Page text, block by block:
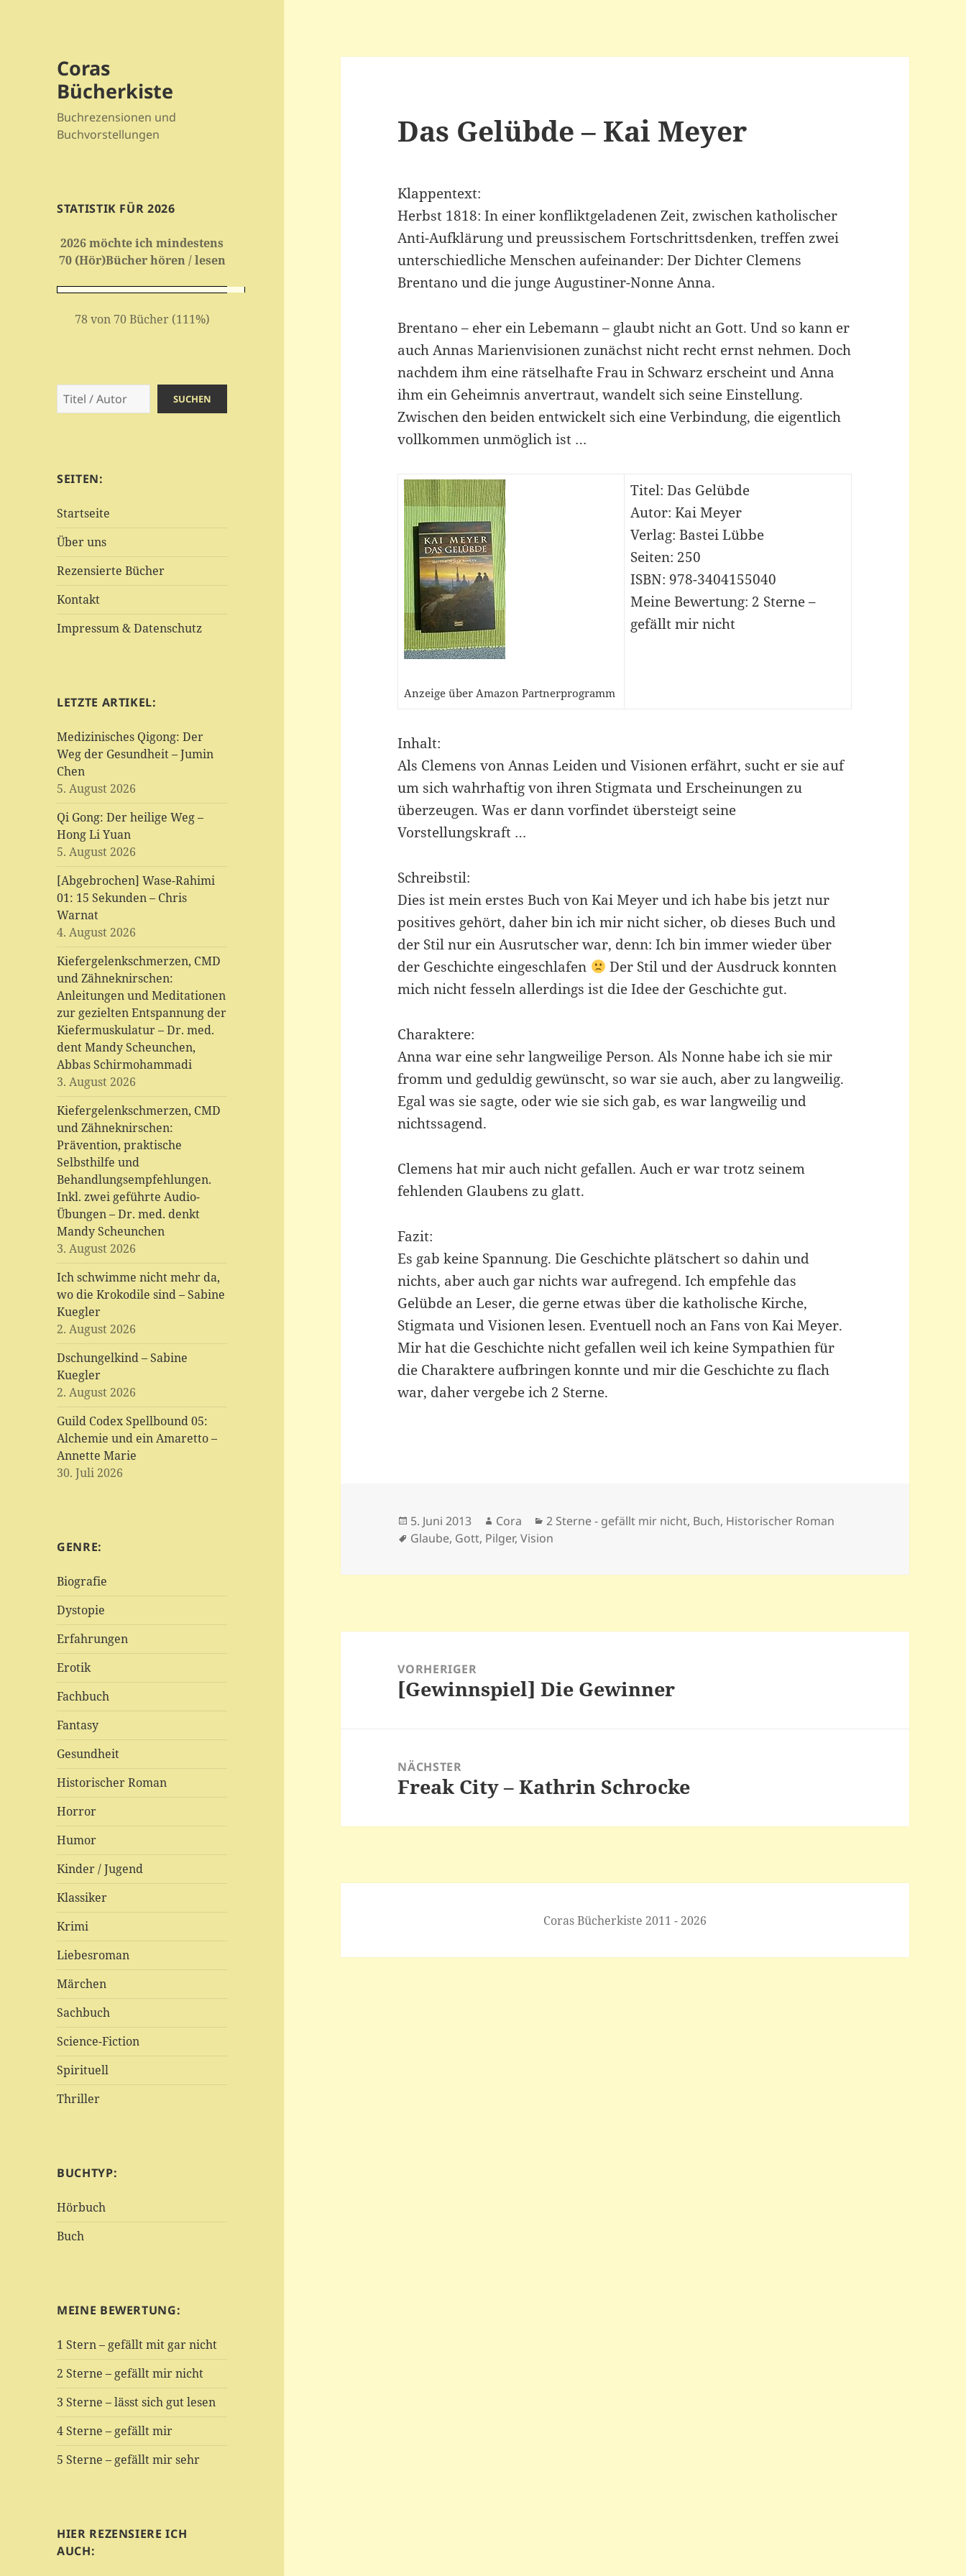
Coras
Bücherkiste
Buchrezensionen und
Buchvorstellungen
STATISTIK FÜR 2026
2026 möchte ich mindestens
70 (Hör)Bücher hören / lesen
78 von 70 Bücher (111%)
Suchen SUCHEN
SEITEN:
Startseite
Über uns
Rezensierte Bücher
Kontakt
Impressum & Datenschutz
LETZTE ARTIKEL:
Medizinisches Qigong: Der
Weg der Gesundheit – Jumin
Chen
5. August 2026
Qi Gong: Der heilige Weg –
Hong Li Yuan
5. August 2026
[Abgebrochen] Wase-Rahimi
01: 15 Sekunden – Chris
Warnat
4. August 2026
Kiefergelenkschmerzen, CMD
und Zähneknirschen:
Anleitungen und Meditationen
zur gezielten Entspannung der
Kiefermuskulatur – Dr. med.
dent Mandy Scheunchen,
Abbas Schirmohammadi
3. August 2026
Kiefergelenkschmerzen, CMD
und Zähneknirschen:
Prävention, praktische
Selbsthilfe und
Behandlungsempfehlungen.
Inkl. zwei geführte Audio-
Übungen – Dr. med. denkt
Mandy Scheunchen
3. August 2026
Ich schwimme nicht mehr da,
wo die Krokodile sind – Sabine
Kuegler
2. August 2026
Dschungelkind – Sabine
Kuegler
2. August 2026
Guild Codex Spellbound 05:
Alchemie und ein Amaretto –
Annette Marie
30. Juli 2026
GENRE:
Biografie
Dystopie
Erfahrungen
Erotik
Fachbuch
Fantasy
Gesundheit
Historischer Roman
Horror
Humor
Kinder / Jugend
Klassiker
Krimi
Liebesroman
Märchen
Sachbuch
Science-Fiction
Spirituell
Thriller
BUCHTYP:
Hörbuch
Buch
MEINE BEWERTUNG:
1 Stern – gefällt mit gar nicht
2 Sterne – gefällt mir nicht
3 Sterne – lässt sich gut lesen
4 Sterne – gefällt mir
5 Sterne – gefällt mir sehr
HIER REZENSIERE ICH
AUCH:
Das Gelübde – Kai Meyer
Klappentext:
Herbst 1818: In einer konfliktgeladenen Zeit, zwischen katholischer
Anti-Aufklärung und preussischem Fortschrittsdenken, treffen zwei
unterschiedliche Menschen aufeinander: Der Dichter Clemens
Brentano und die junge Augustiner-Nonne Anna.
Brentano – eher ein Lebemann – glaubt nicht an Gott. Und so kann er
auch Annas Marienvisionen zunächst nicht recht ernst nehmen. Doch
nachdem ihm eine rätselhafte Frau in Schwarz erscheint und Anna
ihm ein Geheimnis anvertraut, wandelt sich seine Einstellung.
Zwischen den beiden entwickelt sich eine Verbindung, die eigentlich
vollkommen unmöglich ist …
Anzeige über Amazon Partnerprogramm
Titel: Das Gelübde
Autor: Kai Meyer
Verlag: Bastei Lübbe
Seiten: 250
ISBN: 978-3404155040
Meine Bewertung: 2 Sterne –
gefällt mir nicht
Inhalt:
Als Clemens von Annas Leiden und Visionen erfährt, sucht er sie auf
um sich wahrhaftig von ihren Stigmata und Erscheinungen zu
überzeugen. Was er dann vorfindet übersteigt seine
Vorstellungskraft …
Schreibstil:
Dies ist mein erstes Buch von Kai Meyer und ich habe bis jetzt nur
positives gehört, daher bin ich mir nicht sicher, ob dieses Buch und
der Stil nur ein Ausrutscher war, denn: Ich bin immer wieder über
der Geschichte eingeschlafen
Der Stil und der Ausdruck konnten
mich nicht fesseln allerdings ist die Idee der Geschichte gut.
Charaktere:
Anna war eine sehr langweilige Person. Als Nonne habe ich sie mir
fromm und geduldig gewünscht, so war sie auch, aber zu langweilig.
Egal was sie sagte, oder wie sie sich gab, es war langweilig und
nichtssagend.
Clemens hat mir auch nicht gefallen. Auch er war trotz seinem
fehlenden Glaubens zu glatt.
Fazit:
Es gab keine Spannung. Die Geschichte plätschert so dahin und
nichts, aber auch gar nichts war aufregend. Ich empfehle das
Gelübde an Leser, die gerne etwas über die katholische Kirche,
Stigmata und Visionen lesen. Eventuell noch an Fans von Kai Meyer.
Mir hat die Geschichte nicht gefallen weil ich keine Sympathien für
die Charaktere aufbringen konnte und mir die Geschichte zu flach
war, daher vergebe ich 2 Sterne.
Veröffentlicht
am
5. Juni 2013 Autor
Cora Kategorien
2 Sterne - gefällt mir nicht, Buch, Historischer Roman
Schlagwörter
Glaube, Gott, Pilger,Vision
VORHERIGER
Vorheriger
[Gewinnspiel] Die Gewinner
NÄCHSTER
Nächster
Freak City – Kathrin Schrocke
Coras Bücherkiste 2011 - 2026